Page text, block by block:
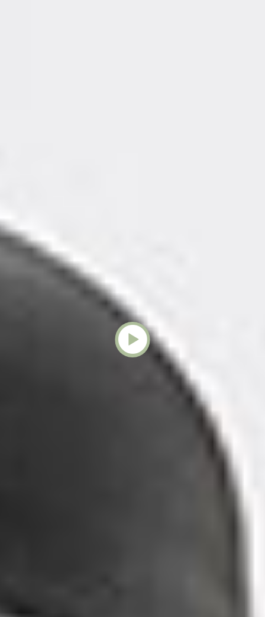
en cabina con los
protocolos de Vagheggi
En Vagheggi, no solo te proporcionamos
productos de alta calidad, sino también
protocolos específicos diseñados para
alcanzar objetivos concretos en tus
tratamientos en cabina. Nuestro
compromiso es ayudarte a sacar el
máximo partido a nuestros productos,
brindando a tus clientes resultados
excepcionales. Contacta con nosotros y
te mostraremos nuestro catálogo
optimizar tus tratamientos en el centro.